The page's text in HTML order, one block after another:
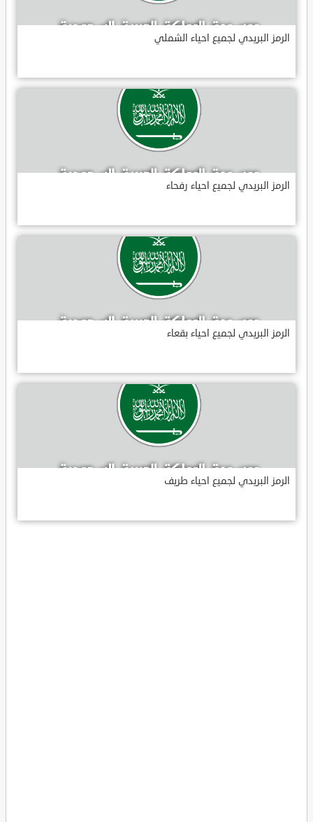
الرمز البريدي لجميع احياء الشملي
الرمز البريدي لجميع احياء رفحاء
الرمز البريدي لجميع احياء بقعاء
الرمز البريدي لجميع احياء طريف